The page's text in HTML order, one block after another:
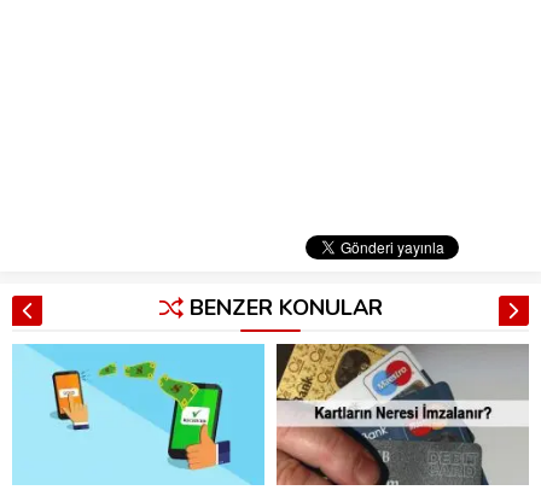
BENZER KONULAR